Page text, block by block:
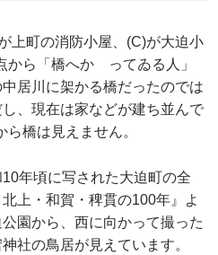
上町の消防小屋、(C)が大迫小
ら「橋へかゝってゐる人」
居川に架かる橋だったのでは
、現在は家などが建ち並んで
橋は見えません。
年頃に写された大迫町の全
上・和賀・稗貫の100年』よ
園から、西に向かって撮った
社の鳥居が見えています。